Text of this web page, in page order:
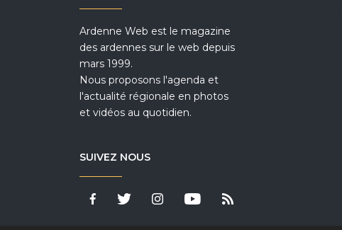
Ardenne Web est le magazine
des ardennes sur le web depuis
mars 1999.
Nous proposons l'agenda et
l'actualité régionale en photos
et vidéos au quotidien.
SUIVEZ NOUS